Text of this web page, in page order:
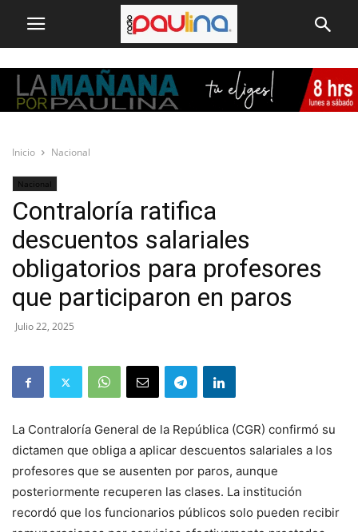
Inicio Nacional
Nacional
Contraloría ratifica
descuentos salariales
obligatorios para profesores
que participaron en paros
Julio 22, 2025
La Contraloría General de la República (CGR) confirmó su
dictamen que obliga a aplicar descuentos salariales a los
profesores que se ausenten por paros, aunque
posteriormente recuperen las clases. La institución
recordó que los funcionarios públicos solo pueden recibir